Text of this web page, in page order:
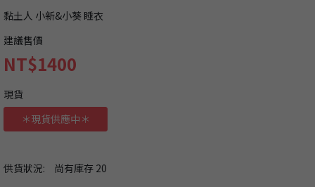
黏土人 小新&小葵 睡衣
建議售價
NT$1400
供貨狀況: 尚有庫存 20
現貨
＊現貨供應中＊